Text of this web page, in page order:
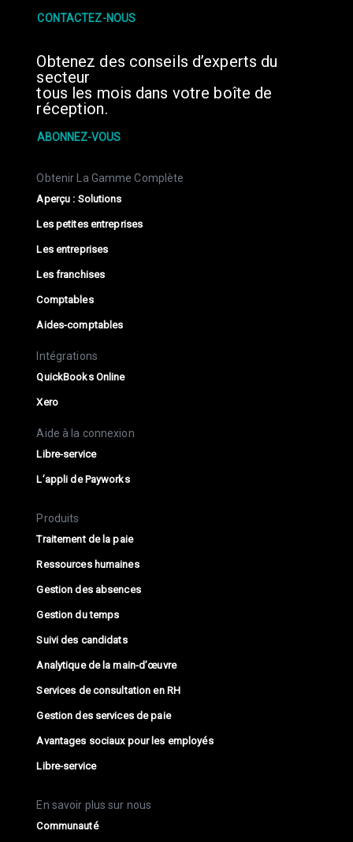
CONTACTEZ-NOUS
Obtenez des conseils d’experts du
secteur
tous les mois dans votre boîte de
réception.
ABONNEZ-VOUS
Obtenir La Gamme Complète
Aperçu : Solutions
Les petites entreprises
Les entreprises
Les franchises
Comptables
Aides-comptables
Intégrations
QuickBooks Online
Xero
Aide à la connexion
Libre-service
L’appli de Payworks
Produits
Traitement de la paie
Ressources humaines
Gestion des absences
Gestion du temps
Suivi des candidats
Analytique de la main-d’œuvre
Services de consultation en RH
Gestion des services de paie
Avantages sociaux pour les employés
Libre-service
En savoir plus sur nous
Communauté